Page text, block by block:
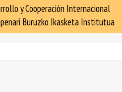
y Cooperación Internacional
Buruzko Ikasketa Institutua